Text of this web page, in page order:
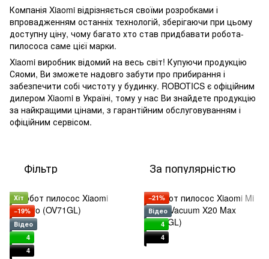
Компанія Xiaomi відрізняється своїми розробками і
впровадженням останніх технологій, зберігаючи при цьому
доступну ціну, чому багато хто став придбавати робота-
пилососа саме цієї марки.
Xiaomi виробник відомий на весь світ! Купуючи продукцію
Сяоми, Ви зможете надовго забути про прибирання і
забезпечити собі чистоту у будинку. ROBOTICS є офіційним
дилером Xiaomi в Україні, тому у нас Ви знайдете продукцію
за найкращими цінами, з гарантійним обслуговуванням і
офіційним сервісом.
Фільтр За популярністю
Хіт
−19%
Відео
4
4
−21%
Відео
4
4